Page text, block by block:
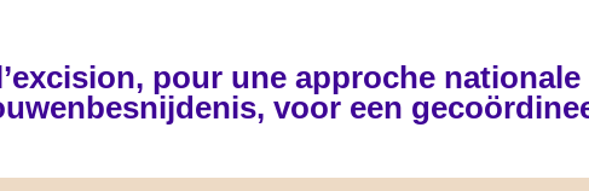
pour une approche
voor een